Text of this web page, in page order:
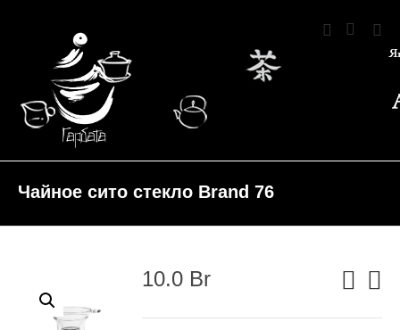
Чайное сито стекло Brand 76
10.0 Br